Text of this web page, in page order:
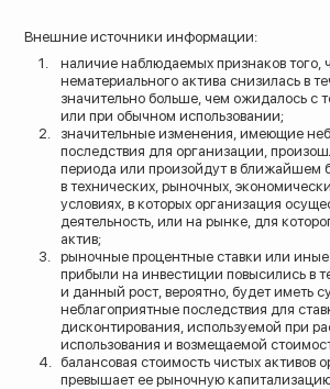
Внешние источники информации:
наличие наблюдаемых признаков того,
нематериального актива снизилась в
значительно больше, чем ожидалось с
или при обычном использовании;
значительные изменения, имеющие
последствия для организации,
периода или произойдут в ближайшем
в технических, рыночных,
условиях, в которых организация
деятельность, или на рынке, для
актив;
рыночные процентные ставки или
прибыли на инвестиции повысились в
и данный рост, вероятно, будет иметь
неблагоприятные последствия для
дисконтирования, используемой при
использования и возмещаемой
балансовая стоимость чистых активов
превышает ее рыночную